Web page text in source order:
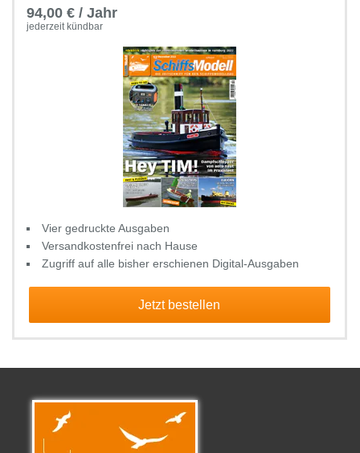
94,00 € / Jahr
jederzeit kündbar
Vier gedruckte Ausgaben
Versandkostenfrei nach Hause
Zugriff auf alle bisher erschienen Digital-Ausgaben
Jetzt bestellen